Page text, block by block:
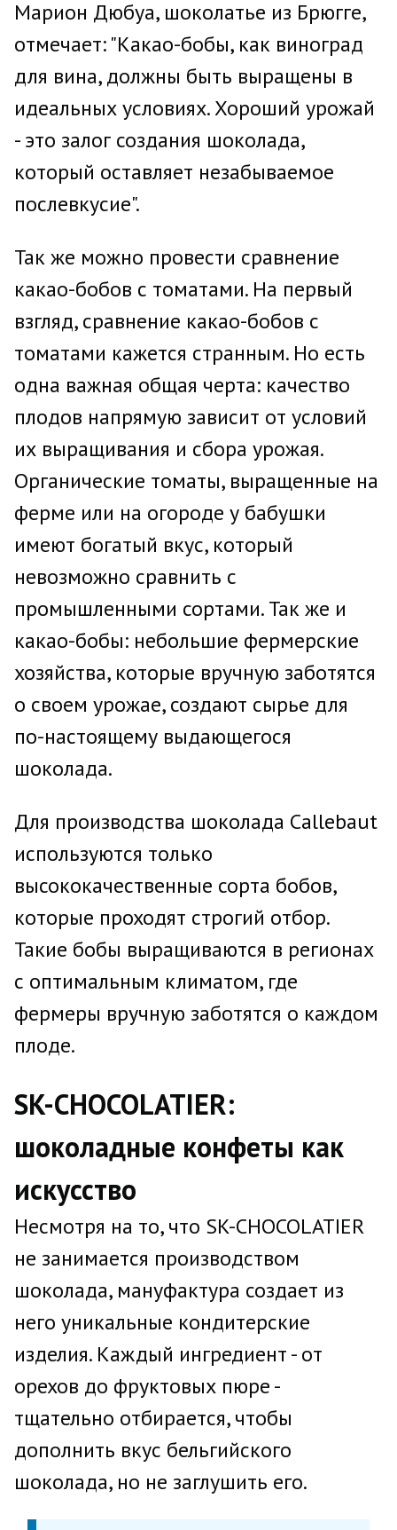
Марион Дюбуа, шоколатье из Брюгге,
отмечает: "Какао-бобы, как виноград
для вина, должны быть выращены в
идеальных условиях. Хороший урожай
- это залог создания шоколада,
который оставляет незабываемое
послевкусие".
Так же можно провести сравнение
какао-бобов с томатами. На первый
взгляд, сравнение какао-бобов с
томатами кажется странным. Но есть
одна важная общая черта: качество
плодов напрямую зависит от условий
их выращивания и сбора урожая.
Органические томаты, выращенные на
ферме или на огороде у бабушки
имеют богатый вкус, который
невозможно сравнить с
промышленными сортами. Так же и
какао-бобы: небольшие фермерские
хозяйства, которые вручную заботятся
о своем урожае, создают сырье для
по-настоящему выдающегося
шоколада.
Для производства шоколада Callebaut
используются только
высококачественные сорта бобов,
которые проходят строгий отбор.
Такие бобы выращиваются в регионах
с оптимальным климатом, где
фермеры вручную заботятся о каждом
плоде.
SK-CHOCOLATIER:
шоколадные конфеты как
искусство
Несмотря на то, что SK-CHOCOLATIER
не занимается производством
шоколада, мануфактура создает из
него уникальные кондитерские
изделия. Каждый ингредиент - от
орехов до фруктовых пюре -
тщательно отбирается, чтобы
дополнить вкус бельгийского
шоколада, но не заглушить его.